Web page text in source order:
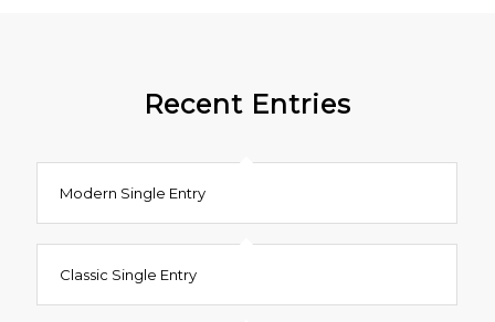
Recent Entries
Modern Single Entry
Classic Single Entry